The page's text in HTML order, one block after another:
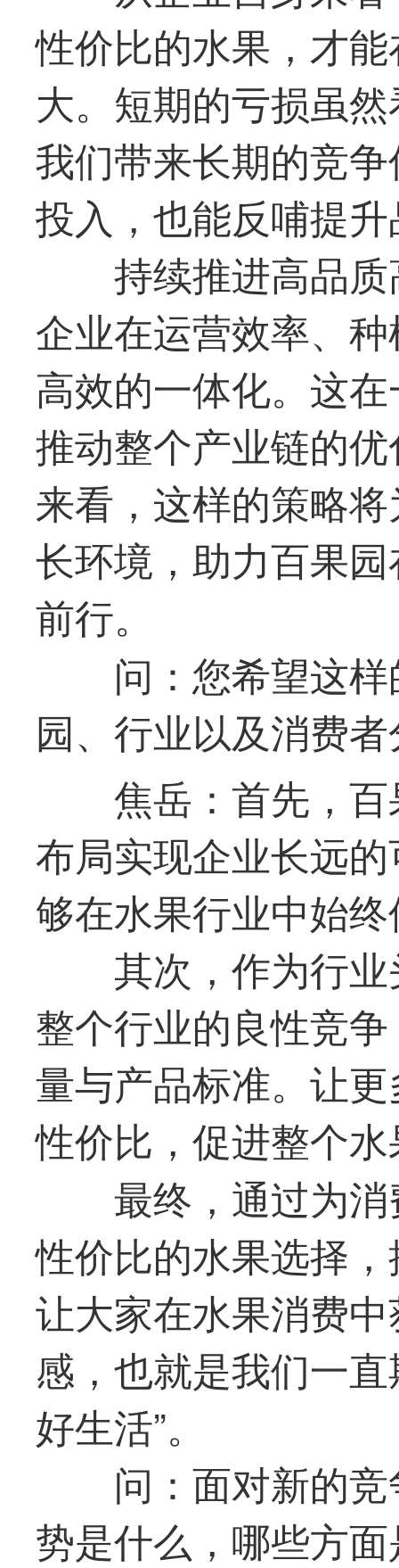
性价比的水果，才
大。短期的亏损虽
我们带来长期的竞
投入，也能反哺提
持续推进高品
企业在运营效率、
高效的一体化。这
推动整个产业链的
来看，这样的策略
长环境，助力百果
前行。
问：您希望这
园、行业以及消费
焦岳：首先，
布局实现企业长远
够在水果行业中始
其次，作为行
整个行业的良性竞
量与产品标准。让
性价比，促进整个
最终，通过为
性价比的水果选择
让大家在水果消费
感，也就是我们一
好生活”。
问：面对新的
势是什么，哪些方